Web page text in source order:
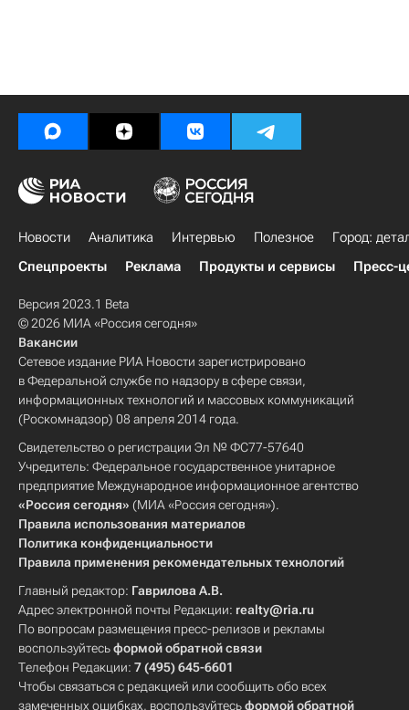
Новости Аналитика Интервью Полезное
Город:
Спецпроекты
Реклама Продукты и сервисы Пресс-
Версия 2023.1 Beta
© 2026 МИА «Россия сегодня»
Вакансии
Сетевое издание РИА Новости зарегистрировано
в Федеральной службе по надзору в сфере связи,
информационных технологий и массовых коммуникаций
(Роскомнадзор) 08 апреля 2014 года.
Свидетельство о регистрации Эл № ФС77-57640
Учредитель: Федеральное государственное унитарное
предприятие Международное информационное агентство
«Россия сегодня» (МИА «Россия сегодня»).
Правила использования материалов
Политика конфиденциальности
Правила применения рекомендательных технологий
Главный редактор: Гаврилова А.В.
Адрес электронной почты Редакции: realty@ria.ru
По вопросам размещения пресс-релизов и рекламы
воспользуйтесьформой обратной связи
Телефон Редакции: 7 (495) 645-6601
Чтобы связаться с редакцией или сообщить обо всех
замеченных ошибках, воспользуйтесьформой обратной